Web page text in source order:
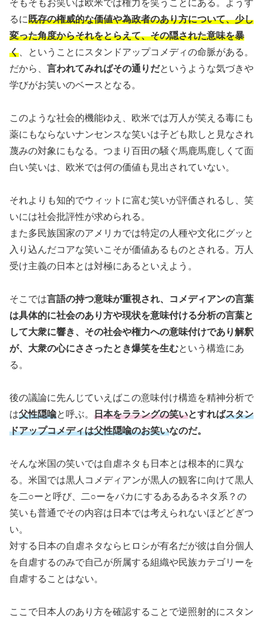
そもそもお笑いは欧米では権力を笑うことにある。ようす
るに既存の権威的な価値や為政者のあり方について、少し
変った角度からそれをとらえて、その隠された意味を暴
く、ということにスタンドアップコメディの命脈がある。
だから、 言われてみればその通りだというような気づきや
学びがお笑いのベースとなる。
このような社会的機能ゆえ、欧米では万人が笑える毒にも
薬にもならないナンセンスな笑いは子ども欺しと見なされ
蔑みの対象にもなる。つまり百田の騒ぐ馬鹿馬鹿しくて面
白い笑いは、欧米では何の価値も見出されていない。
それよりも知的でウィットに富む笑いが評価されるし、笑
いには社会批評性が求められる。
また多民族国家のアメリカでは特定の人種や文化にグッと
入り込んだコアな笑いこそが価値あるものとされる。万人
受け主義の日本とは対極にあるといえよう。
そこでは言語の持つ意味が重視され、コメディアンの言葉
は具体的に社会のあり方や現状を意味付ける分析の言葉と
して大衆に響き、その社会や権力への意味付けであり解釈
が、大衆の心にささったとき爆笑を生むという構造にあ
る。
後の議論に先んじていえばこの意味付け構造を精神分析で
は父性隠喩と呼ぶ。 日本をララングの笑いとすればスタン
ドアップコメディは父性隠喩のお笑いなのだ。
そんな米国の笑いでは自虐ネタも日本とは根本的に異な
る。米国では黒人コメディアンが黒人の観客に向けて黒人
を二○ーと呼び、二○ーをバカにするあるあるネタ系？の
笑いも普通でその内容は日本では考えられないほどどぎつ
い。
対する日本の自虐ネタならヒロシが有名だが彼は自分個人
を自虐するのみで自己が所属する組織や民族カテゴリーを
自虐することはない。
ここで日本人のあり方を確認することで逆照射的にスタン